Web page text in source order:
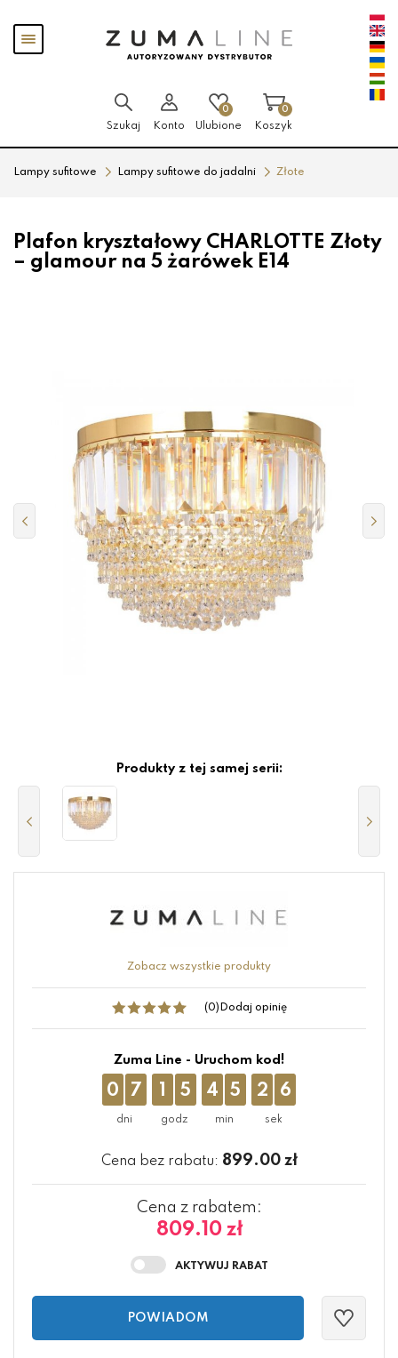
Pokaż
menu
Szukaj Konto
0
Ulubione
0
Koszyk
Lampy sufitowe Lampy sufitowe do jadalni Złote
Plafon kryształowy CHARLOTTE Złoty
– glamour na 5 żarówek E14
Produkty z tej samej serii:
Zobacz wszystkie produkty
(0) Dodaj opinię
Zuma Line - Uruchom kod!
0 7 1 5 4 5 2 6
Cena bez rabatu: 899.00 zł
Cena z rabatem:
809.10 zł
POWIADOM